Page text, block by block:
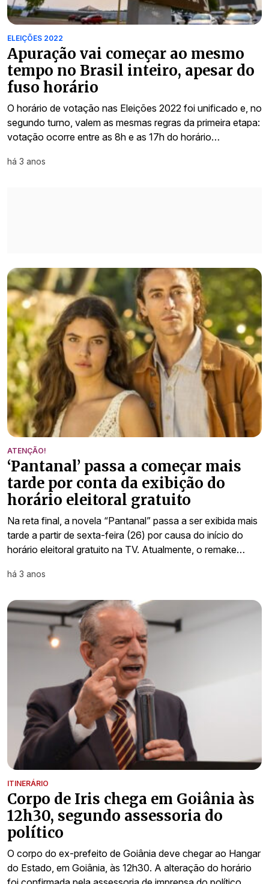
ELEIÇÕES 2022
Apuração vai começar ao mesmo
tempo no Brasil inteiro, apesar do
fuso horário
O horário de votação nas Eleições 2022 foi unificado e, no
segundo turno, valem as mesmas regras da primeira etapa:
votação ocorre entre as 8h e as 17h do horário…
há 3 anos
ATENÇÃO!
‘Pantanal’ passa a começar mais
tarde por conta da exibição do
horário eleitoral gratuito
Na reta final, a novela “Pantanal” passa a ser exibida mais
tarde a partir de sexta-feira (26) por causa do início do
horário eleitoral gratuito na TV. Atualmente, o remake…
há 3 anos
ITINERÁRIO
Corpo de Iris chega em Goiânia às
12h30, segundo assessoria do
político
O corpo do ex-prefeito de Goiânia deve chegar ao Hangar
do Estado, em Goiânia, às 12h30. A alteração do horário